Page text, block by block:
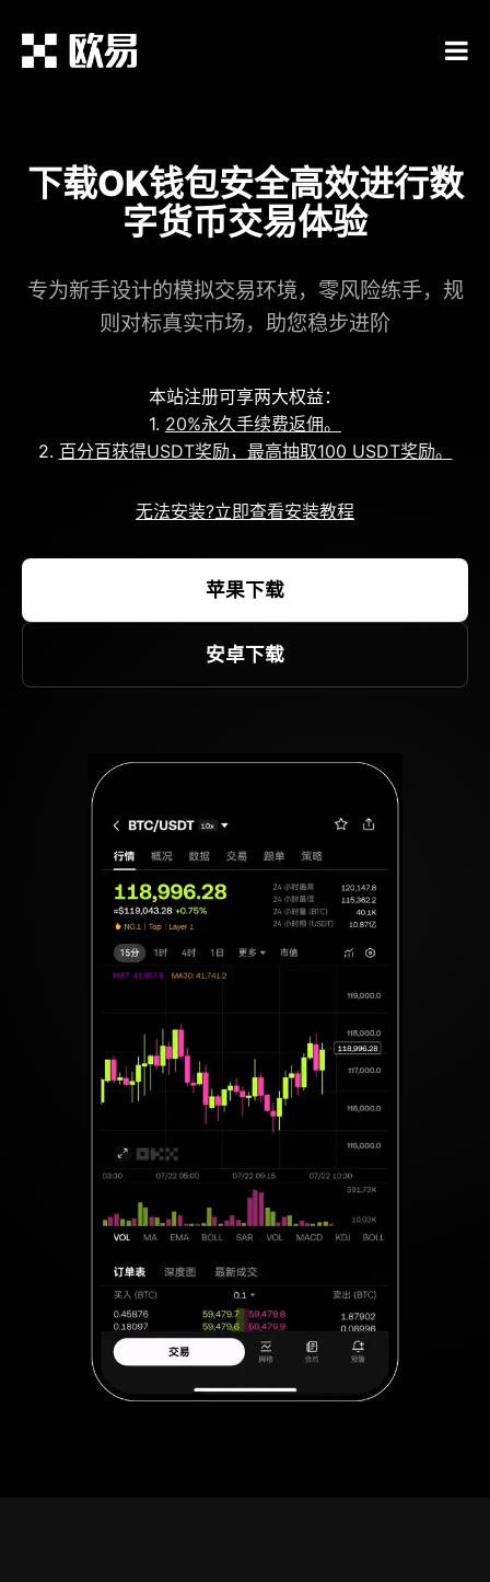
下载OK钱包安全高效进行数
字货币交易体验
专为新手设计的模拟交易环境，零风险练手，规
则对标真实市场，助您稳步进阶
本站注册可享两大权益：
1. 20%永久手续费返佣。
2. 百分百获得USDT奖励，最高抽取100 USDT奖励。
无法安装?立即查看安装教程
苹果下载
安卓下载